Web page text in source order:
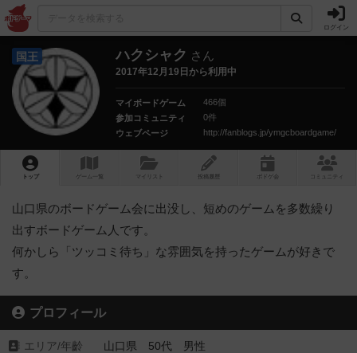
ログイン
国王 ハクシャク さん
2017年12月19日から利用中
マイボードゲーム
466個
参加コミュニティ
0件
ウェブページ
http://fanblogs.jp/ymgcboardgame/
トップ ゲーム一覧 マイリスト 投稿履歴 ボ ドゲ コミュニティ
山口県のボードゲーム会に出没し、短めのゲームを多数繰り
出すボードゲーム人です。
何かしら「ツッコミ待ち」な雰囲気を持ったゲームが好きで
す。
プロフィール
エリア/年齡 山口県 50代 男性